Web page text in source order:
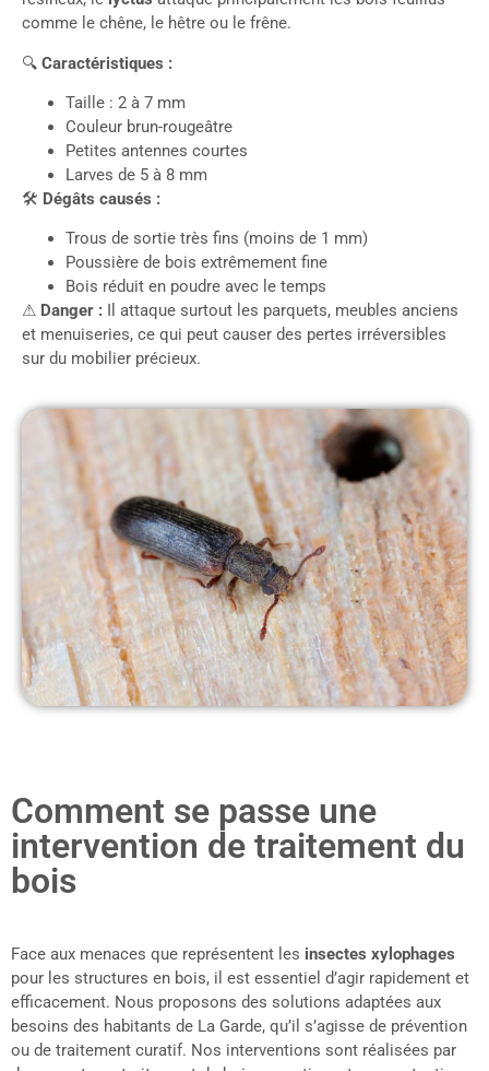
comme le chêne, le hêtre ou le frêne.
🔍 Caractéristiques :
Taille : 2 à 7 mm
Couleur brun-rougeâtre
Petites antennes courtes
Larves de 5 à 8 mm
🛠 Dégâts causés :
Trous de sortie très fins (moins de 1 mm)
Poussière de bois extrêmement fine
Bois réduit en poudre avec le temps
⚠ Danger : Il attaque surtout les parquets, meubles anciens
et menuiseries, ce qui peut causer des pertes irréversibles
sur du mobilier précieux.
Comment se passe une
intervention de traitement du
bois
Face aux menaces que représentent les insectes xylophages
pour les structures en bois, il est essentiel d’agir rapidement et
efficacement. Nous proposons des solutions adaptées aux
besoins des habitants de La Garde, qu’il s’agisse de prévention
ou de traitement curatif. Nos interventions sont réalisées par